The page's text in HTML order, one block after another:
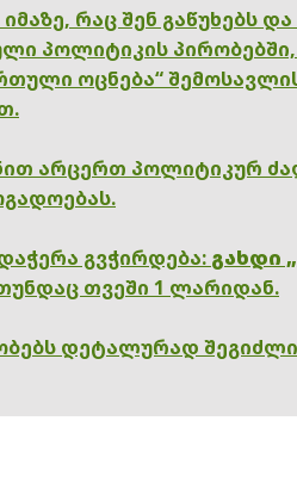
რაც შენ გაწუხებს
პოლიტიკის
ოცნება“
არცერთ პოლიტიკურ
გვჭირდება: გახდი
თვეში 1 ლარიდან.
დეტალურად